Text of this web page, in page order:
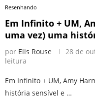
Resenhando
Em Infinito + UM,
uma vez) uma
por Elis Rouse 28 de
leitura
Em Infinito + UM, Amy
história sensível e …